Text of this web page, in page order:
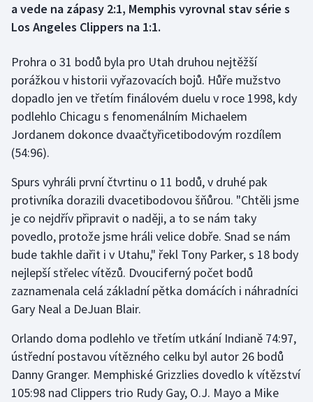
Curling
Florbal
Futsal
Golf
Gymnastika
Házená
Jezdectví
Judo
Krasobruslení
Lezení
Lyže a snowboard
a vede na zápasy 2:1, Memphis vyrovnal stav série s
Los Angeles Clippers na 1:1.
Prohra o 31 bodů byla pro Utah druhou nejtěžší
porážkou v historii vyřazovacích bojů. Hůře mužstvo
dopadlo jen ve třetím finálovém duelu v roce 1998, kdy
podlehlo Chicagu s fenomenálním Michaelem
Jordanem dokonce dvaačtyřicetibodovým rozdílem
(54:96).
Spurs vyhráli první čtvrtinu o 11 bodů, v druhé pak
protivníka dorazili dvacetibodovou šňůrou. "Chtěli jsme
je co nejdřív připravit o naději, a to se nám taky
povedlo, protože jsme hráli velice dobře. Snad se nám
bude takhle dařit i v Utahu," řekl Tony Parker, s 18 body
nejlepší střelec vítězů. Dvouciferný počet bodů
zaznamenala celá základní pětka domácích i náhradníci
Gary Neal a DeJuan Blair.
Orlando doma podlehlo ve třetím utkání Indianě 74:97,
ústřední postavou vítězného celku byl autor 26 bodů
Danny Granger. Memphiské Grizzlies dovedlo k vítězství
105:98 nad Clippers trio Rudy Gay, O.J. Mayo a Mike